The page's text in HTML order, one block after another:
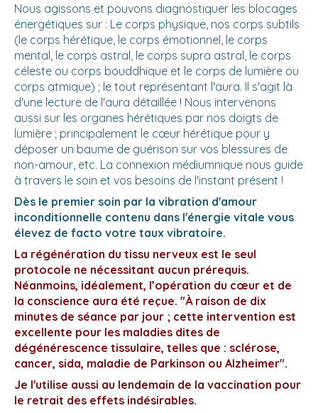
Nous agissons et pouvons diagnostiquer les blocages
énergétiques sur : Le corps physique, nos corps subtils
(le corps hérétique, le corps émotionnel, le corps
mental, le corps astral, le corps supra astral, le corps
céleste ou corps bouddhique et le corps de lumière ou
corps atmique) ; le tout représentant l'aura. Il s'agit là
d'une lecture de l'aura détaillée ! Nous intervenons
aussi sur les organes hérétiques par nos doigts de
lumière ; principalement le cœur hérétique pour y
déposer un baume de guérison sur vos blessures de
non-amour, etc. La connexion médiumnique nous guide
à travers le soin et vos besoins de l'instant présent !
Dès le premier soin par la vibration d'amour
inconditionnelle contenu dans l'énergie vitale vous
élevez de facto votre taux vibratoire.
La régénération du tissu nerveux est le seul
protocole ne nécessitant aucun prérequis.
Néanmoins, idéalement, l’opération du cœur et de
la conscience aura été reçue. "À raison de dix
minutes de séance par jour ; cette intervention est
excellente pour les maladies dites de
dégénérescence tissulaire, telles que : sclérose,
cancer, sida, maladie de Parkinson ou Alzheimer".
Je l'utilise aussi au lendemain de la vaccination pour
le retrait des effets indésirables.